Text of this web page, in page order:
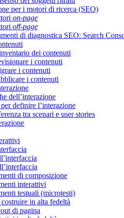
per i motori di ricerca (SEO)
on-page
off-page
di diagnostica SEO: Search
dei contenuti
i contenuti
i contenuti
i contenuti
dell’interazione
definire l’interazione
tra scenari e user stories
di composizione
interattivi
testuali (microtesti)
in alta fedeltà
di pagina